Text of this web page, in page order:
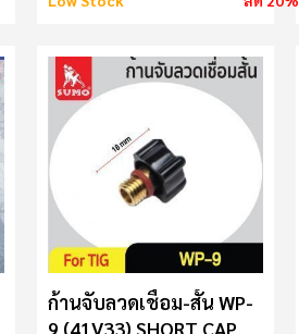
ก้านจับลวดเชื่อม-สั้น WP-
9 (41V33) SHORT CAP